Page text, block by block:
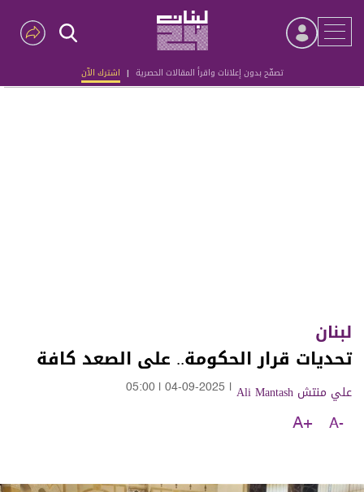
تصفّح بدون إعلانات واقرأ المقالات الحصرية | اشترك الآن
Advertisement
لبنان
تحديات قرار الحكومة.. على الصعد كافة
علي منتش Ali Mantash 04-09-2025
05:00
A-
A+